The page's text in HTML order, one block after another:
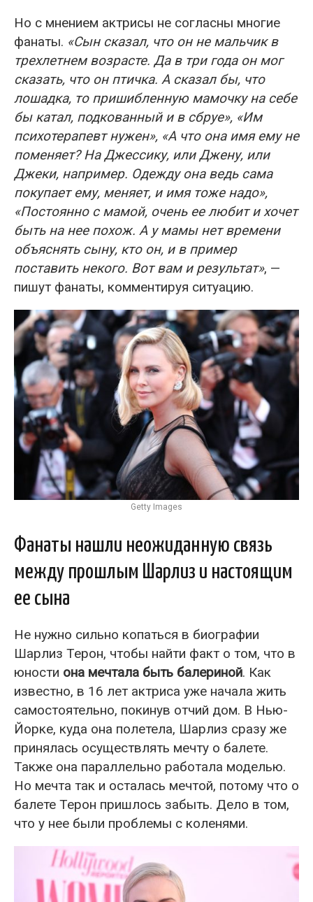
Но с мнением актрисы не согласны многие
фанаты. «Сын сказал, что он не мальчик в
трехлетнем возрасте. Да в три года он мог
сказать, что он птичка. А сказал бы, что
лошадка, то пришибленную мамочку на себе
бы катал, подкованный и в сбруе», «Им
психотерапевт нужен», «А что она имя ему не
поменяет? На Джессику, или Джену, или
Джеки, например. Одежду она ведь сама
покупает ему, меняет, и имя тоже надо»,
«Постоянно с мамой, очень ее любит и хочет
быть на нее похож. А у мамы нет времени
объяснять сыну, кто он, и в пример
поставить некого. Вот вам и результат», —
пишут фанаты, комментируя ситуацию.
Getty Images
Фанаты нашли неожиданную связь
между прошлым Шарлиз и настоящим
ее сына
Не нужно сильно копаться в биографии
Шарлиз Терон, чтобы найти факт о том, что в
юности она мечтала быть балериной. Как
известно, в 16 лет актриса уже начала жить
самостоятельно, покинув отчий дом. В Нью-
Йорке, куда она полетела, Шарлиз сразу же
принялась осуществлять мечту о балете.
Также она параллельно работала моделью.
Но мечта так и осталась мечтой, потому что о
балете Терон пришлось забыть. Дело в том,
что у нее были проблемы с коленями.